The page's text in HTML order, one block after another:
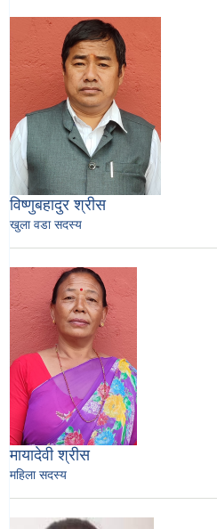
विष्णुबहादुर श्रीस
खुला वडा सदस्य
मायादेवी श्रीस
महिला सदस्य